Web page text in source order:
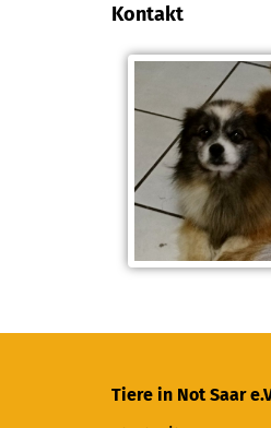
Kontakt
Tiere in Not Saar